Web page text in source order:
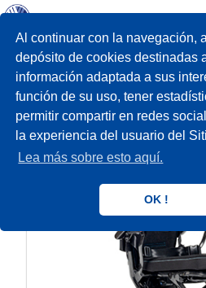
Al continuar con la navegación,
depósito de cookies destinadas
información adaptada a sus
función de su uso, tener
permitir compartir en redes
la experiencia del usuario del
Lea más sobre esto aquí.
OK !
Electros